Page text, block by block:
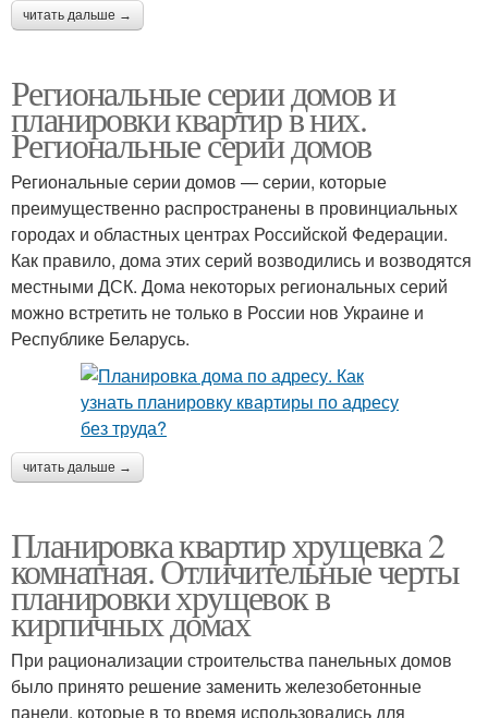
читать дальше →
Региональные серии домов и
планировки квартир в них.
Региональные серии домов
Региональные серии домов — серии, которые
преимущественно распространены в провинциальных
городах и областных центрах Российской Федерации.
Как правило, дома этих серий возводились и возводятся
местными ДСК. Дома некоторых региональных серий
можно встретить не только в России нов Украине и
Республике Беларусь.
читать дальше →
Планировка квартир хрущевка 2
комнатная. Отличительные черты
планировки хрущевок в
кирпичных домах
При рационализации строительства панельных домов
было принято решение заменить железобетонные
панели, которые в то время использовались для